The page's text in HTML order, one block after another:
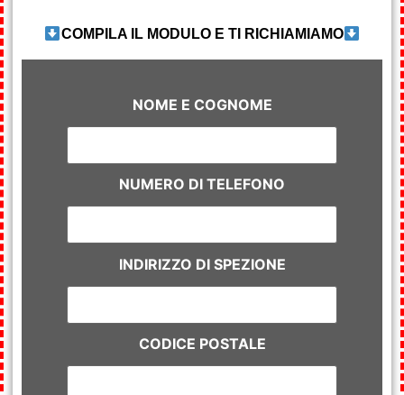
COMPILA IL MODULO E TI RICHIAMIAMO
NOME E COGNOME
NUMERO DI TELEFONO
INDIRIZZO DI SPEZIONE
CODICE POSTALE